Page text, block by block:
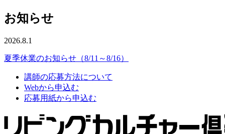
お知らせ
2026.8.1
夏季休業のお知らせ（8/11～8/16）
講師の応募方法について
Webから申込む
応募用紙から申込む